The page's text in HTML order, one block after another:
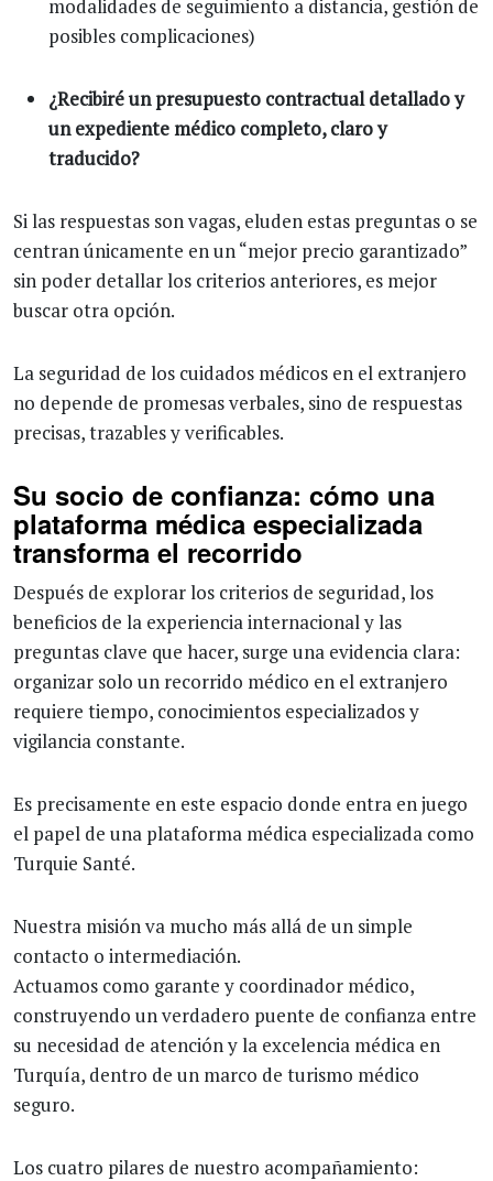
modalidades de seguimiento a distancia, gestión de
posibles complicaciones)
¿Recibiré un presupuesto contractual detallado y
un expediente médico completo, claro y
traducido?
Si las respuestas son vagas, eluden estas preguntas o se
centran únicamente en un “mejor precio garantizado”
sin poder detallar los criterios anteriores, es mejor
buscar otra opción.
La seguridad de los cuidados médicos en el extranjero
no depende de promesas verbales, sino de respuestas
precisas, trazables y verificables.
Su socio de confianza: cómo una
plataforma médica especializada
transforma el recorrido
Después de explorar los criterios de seguridad, los
beneficios de la experiencia internacional y las
preguntas clave que hacer, surge una evidencia clara:
organizar solo un recorrido médico en el extranjero
requiere tiempo, conocimientos especializados y
vigilancia constante.
Es precisamente en este espacio donde entra en juego
el papel de una plataforma médica especializada como
Turquie Santé.
Nuestra misión va mucho más allá de un simple
contacto o intermediación.
Actuamos como garante y coordinador médico,
construyendo un verdadero puente de confianza entre
su necesidad de atención y la excelencia médica en
Turquía, dentro de un marco de turismo médico
seguro.
Los cuatro pilares de nuestro acompañamiento: